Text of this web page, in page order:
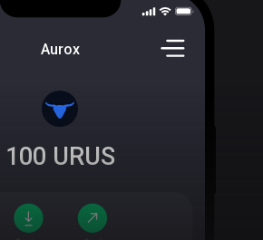
Aurox
100 URUS